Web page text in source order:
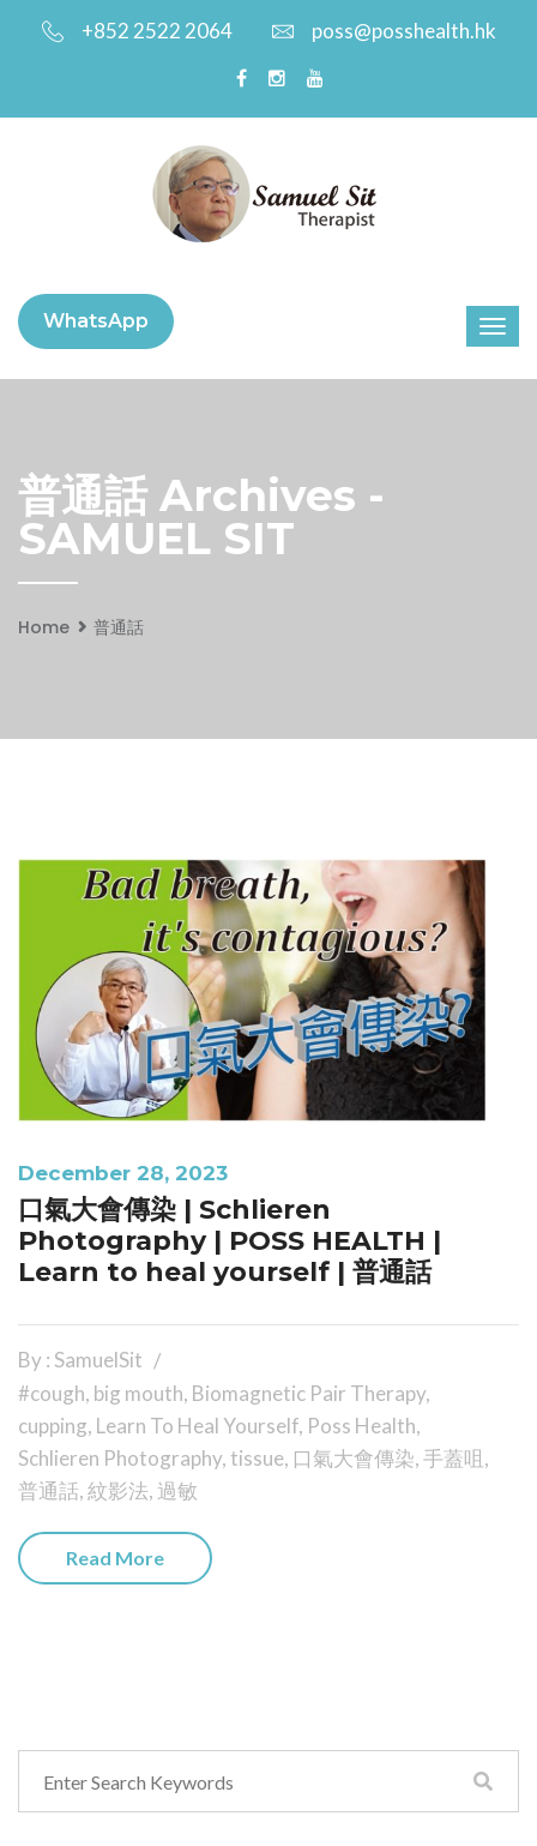
+852 2522 2064 poss@posshealth.hk
WhatsApp
普通話 Archives -
SAMUEL SIT
Home 普通話
December 28, 2023
口氣大會傳染 | Schlieren
Photography | POSS HEALTH |
Learn to heal yourself | 普通話
By : SamuelSit
#cough, big mouth, Biomagnetic Pair Therapy,
cupping, Learn To Heal Yourself, Poss Health,
Schlieren Photography, tissue, 口氣大會傳染,手蓋咀,
普通話,紋影法,過敏
Read More